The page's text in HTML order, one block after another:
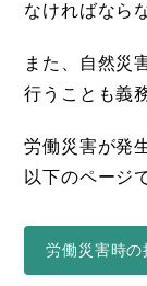
なければなら
また、自然災
行うことも義
労働災害が発
以下のページ
労働災害時の